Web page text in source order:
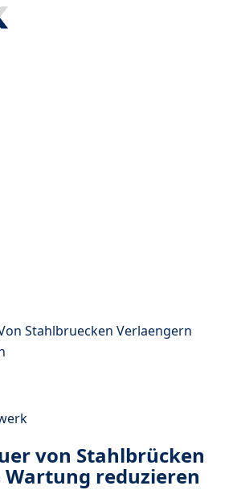
Stahlbruecken Verlaengern
von Stahlbrücken
reduzieren